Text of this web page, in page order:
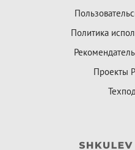
Политика
Проекты